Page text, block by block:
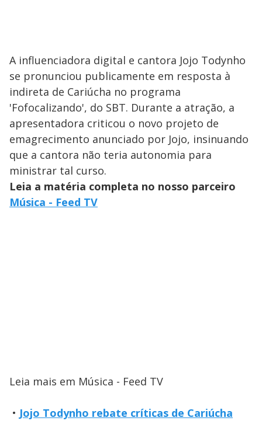
A influenciadora digital e cantora Jojo Todynho
se pronunciou publicamente em resposta à
indireta de Cariúcha no programa
'Fofocalizando', do SBT. Durante a atração, a
apresentadora criticou o novo projeto de
emagrecimento anunciado por Jojo, insinuando
que a cantora não teria autonomia para
ministrar tal curso.
Leia a matéria completa no nosso parceiro
Música - Feed TV
Leia mais em Música - Feed TV
• Jojo Todynho rebate críticas de Cariúcha